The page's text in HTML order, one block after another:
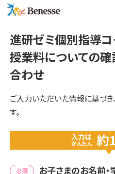
進研ゼミ個別指導コ
授業料についての確
合わせ
ご入力いただいた情報に基づ
す。
入力は
かんたん 約
必須 お子さまのお名前・